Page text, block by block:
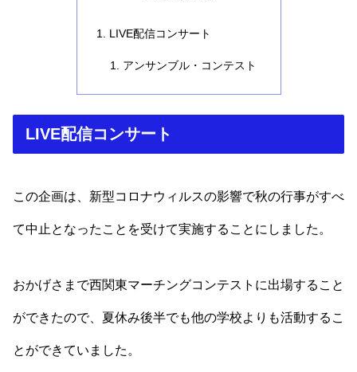
LIVE配信コンサート
アンサンブル・コンテスト
LIVE配信コンサート
この企画は、新型コロナウィルスの影響で秋の行事がすべ
て中止となったことを受けて実施することにしました。
おかげさまで西関東マーチングコンテストに出場すること
ができたので、夏休み後半でも他の学校よりも活動するこ
とができていました。